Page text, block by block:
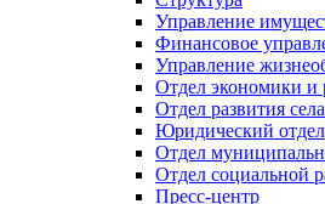
Управление
Финансовое
Управление
Отдел экономики и
Отдел развития
Юридический отдел
Отдел
Отдел социальной
Пресс-центр